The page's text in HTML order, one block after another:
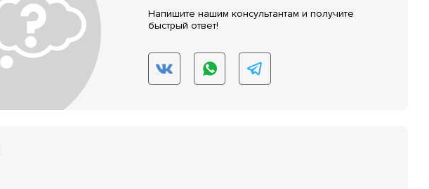
Напишите нашим консультантам и получите
быстрый ответ!